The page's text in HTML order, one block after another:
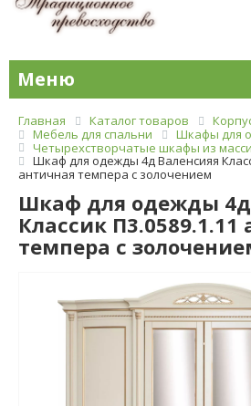
Меню
Главная Каталог товаров
Мебель для спальни
Шкафы для
Четырехстворчатые шкафы из
Шкаф для одежды 4д Валенсияя
античная темпера с золочением
Шкаф для одежды 4д
Классик П3.0589.1.11
темпера с